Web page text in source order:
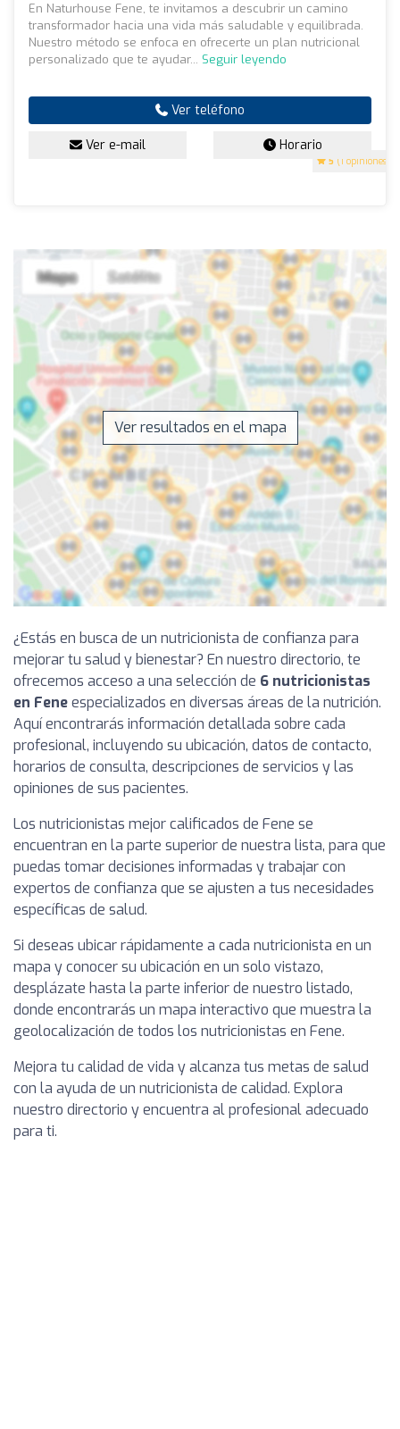
5 (1 opiniones)
En Naturhouse Fene, te invitamos a descubrir un camino
transformador hacia una vida más saludable y equilibrada.
Nuestro método se enfoca en ofrecerte un plan nutricional
personalizado que te ayudar... Seguir leyendo
Ver teléfono
Ver e-mail Horario
Ver resultados en el mapa
¿Estás en busca de un nutricionista de confianza para
mejorar tu salud y bienestar? En nuestro directorio, te
ofrecemos acceso a una selección de 6 nutricionistas
en Feneespecializados en diversas áreas de la nutrición.
Aquí encontrarás información detallada sobre cada
profesional, incluyendo su ubicación, datos de contacto,
horarios de consulta, descripciones de servicios y las
opiniones de sus pacientes.
Los nutricionistas mejor calificados de Fene se
encuentran en la parte superior de nuestra lista, para que
puedas tomar decisiones informadas y trabajar con
expertos de confianza que se ajusten a tus necesidades
específicas de salud.
Si deseas ubicar rápidamente a cada nutricionista en un
mapa y conocer su ubicación en un solo vistazo,
desplázate hasta la parte inferior de nuestro listado,
donde encontrarás un mapa interactivo que muestra la
geolocalización de todos los nutricionistas en Fene.
Mejora tu calidad de vida y alcanza tus metas de salud
con la ayuda de un nutricionista de calidad. Explora
nuestro directorio y encuentra al profesional adecuado
para ti.